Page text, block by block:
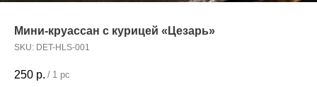
Мини-круассан с курицей «Цезарь»
SKU: DET-HLS-001
250 р. / 1 pc